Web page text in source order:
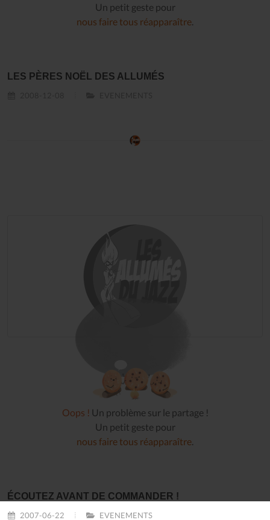
Un petit geste pour
nous faire tous réapparaître.
LES PÈRES NOËL DES ALLUMÉS
Oops ! Un problème sur le partage !
Un petit geste pour
nous faire tous réapparaître.
ÉCOUTEZ AVANT DE COMMANDER !
2007-06-22 EVENEMENTS